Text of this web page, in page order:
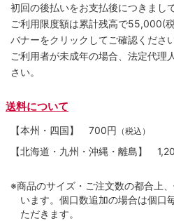
初回の後払いをお支払後につきまし
ご利用限度額は累計残高で55,000(
バナーをクリックしてご確認ください
ご利用者が未成年の場合、法定代理
さい。
送料について
【本州・四国】 700円 （税込）
【北海道・九州・沖縄・離島】
※商品のサイズ・ご注文数の都合上
います。個口数追加の場合は個口
ただきます。